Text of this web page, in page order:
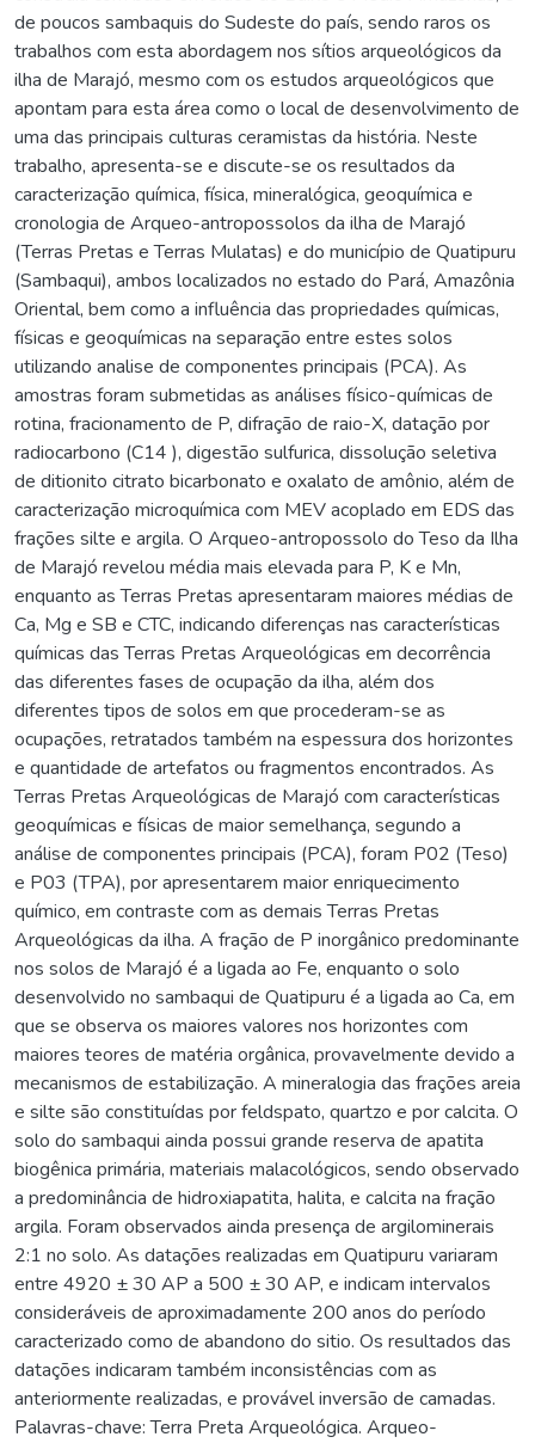
de poucos sambaquis do Sudeste do país, sendo raros os
trabalhos com esta abordagem nos sítios arqueológicos da
ilha de Marajó, mesmo com os estudos arqueológicos que
apontam para esta área como o local de desenvolvimento de
uma das principais culturas ceramistas da história. Neste
trabalho, apresenta-se e discute-se os resultados da
caracterização química, física, mineralógica, geoquímica e
cronologia de Arqueo-antropossolos da ilha de Marajó
(Terras Pretas e Terras Mulatas) e do município de Quatipuru
(Sambaqui), ambos localizados no estado do Pará, Amazônia
Oriental, bem como a influência das propriedades químicas,
físicas e geoquímicas na separação entre estes solos
utilizando analise de componentes principais (PCA). As
amostras foram submetidas as análises físico-químicas de
rotina, fracionamento de P, difração de raio-X, datação por
radiocarbono (C14 ), digestão sulfurica, dissolução seletiva
de ditionito citrato bicarbonato e oxalato de amônio, além de
caracterização microquímica com MEV acoplado em EDS das
frações silte e argila. O Arqueo-antropossolo do Teso da Ilha
de Marajó revelou média mais elevada para P, K e Mn,
enquanto as Terras Pretas apresentaram maiores médias de
Ca, Mg e SB e CTC, indicando diferenças nas características
químicas das Terras Pretas Arqueológicas em decorrência
das diferentes fases de ocupação da ilha, além dos
diferentes tipos de solos em que procederam-se as
ocupações, retratados também na espessura dos horizontes
e quantidade de artefatos ou fragmentos encontrados. As
Terras Pretas Arqueológicas de Marajó com características
geoquímicas e físicas de maior semelhança, segundo a
análise de componentes principais (PCA), foram P02 (Teso)
e P03 (TPA), por apresentarem maior enriquecimento
químico, em contraste com as demais Terras Pretas
Arqueológicas da ilha. A fração de P inorgânico predominante
nos solos de Marajó é a ligada ao Fe, enquanto o solo
desenvolvido no sambaqui de Quatipuru é a ligada ao Ca, em
que se observa os maiores valores nos horizontes com
maiores teores de matéria orgânica, provavelmente devido a
mecanismos de estabilização. A mineralogia das frações areia
e silte são constituídas por feldspato, quartzo e por calcita. O
solo do sambaqui ainda possui grande reserva de apatita
biogênica primária, materiais malacológicos, sendo observado
a predominância de hidroxiapatita, halita, e calcita na fração
argila. Foram observados ainda presença de argilominerais
2:1 no solo. As datações realizadas em Quatipuru variaram
entre 4920 ± 30 AP a 500 ± 30 AP, e indicam intervalos
consideráveis de aproximadamente 200 anos do período
caracterizado como de abandono do sitio. Os resultados das
datações indicaram também inconsistências com as
anteriormente realizadas, e provável inversão de camadas.
Palavras-chave: Terra Preta Arqueológica. Arqueo-